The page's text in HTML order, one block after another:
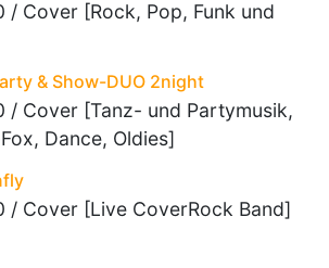
/ Cover [Rock, Pop, Funk und
& Show-DUO 2night
/ Cover [Tanz- und Partymusik,
Dance, Oldies]
/ Cover [Live CoverRock Band]